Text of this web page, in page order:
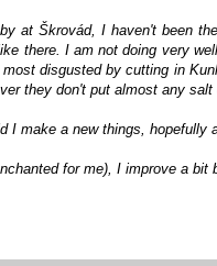
at Škrovád, I haven't been
there. I am not doing very
disgusted by cutting in
they don't put almost any salt
I make a new things, hopefully
for me), I improve a bit